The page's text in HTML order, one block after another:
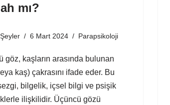
mı?
6 Mart 2024 Parapsikoloji
göz, kaşların arasında bulunan
kaş) çakrasını ifade eder. Bu
bilgelik, içsel bilgi ve psişik
ilişkilidir. Üçüncü gözü